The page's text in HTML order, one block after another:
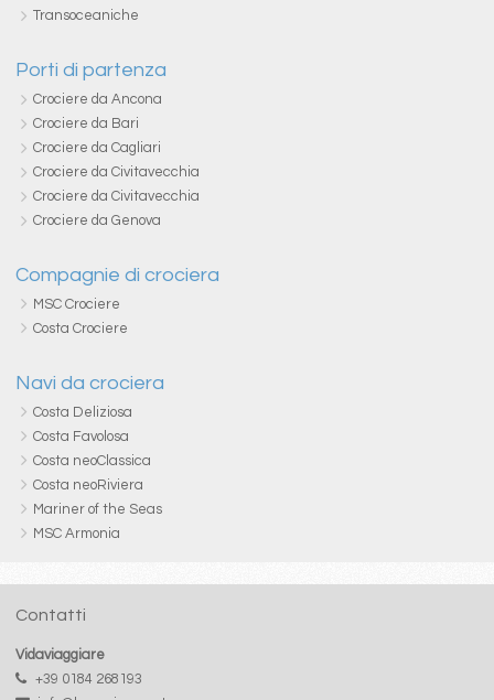
Transoceaniche
Porti di partenza
Crociere da Ancona
Crociere da Bari
Crociere da Cagliari
Crociere da Civitavecchia
Crociere da Civitavecchia
Crociere da Genova
Compagnie di crociera
MSC Crociere
Costa Crociere
Navi da crociera
Costa Deliziosa
Costa Favolosa
Costa neoClassica
Costa neoRiviera
Mariner of the Seas
MSC Armonia
Contatti
Vidaviaggiare
+39 0184 268193